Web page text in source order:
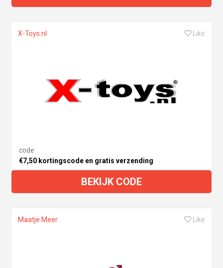
X-Toys.nl Like
code
€7,50 kortingscode en gratis verzending
BEKIJK CODE
Maatje Meer Like